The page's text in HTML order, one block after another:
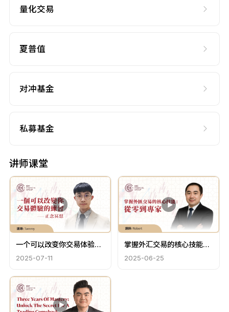
量化交易
夏普值
对冲基金
私募基金
讲师课堂
一个可以改变你交易体验的
练习 - 正念冥想
2025-07-11
掌握外汇交易的核心技能：
从零到专家
2025-06-25